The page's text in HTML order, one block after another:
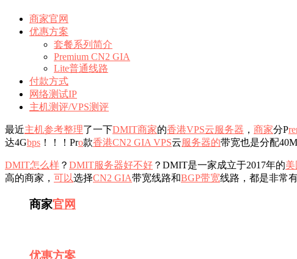
商家官网
优惠方案
套餐系列简介
Premium CN2 GIA
Lite普通线路
付款方式
网络测试IP
主机测评/VPS测评
最近主机参考整理了一下DMIT商家的香港VPS云服务器 ， 商家分Pre
达4Gbps ！！！Pro款香港CN2 GIA VPS云服务器的带宽也是分配
DMIT怎么样 ？ DMIT服务器好不好 ？DMIT是一家成立于2017年的
高的商家， 可以选择CN2 GIA带宽线路和BGP带宽线路，都是非常
商家官网
优惠方案